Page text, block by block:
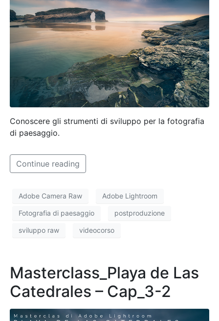
Conoscere gli strumenti di sviluppo per la fotografia
di paesaggio.
Continue reading
Adobe Camera Raw Adobe Lightroom
Fotografia di paesaggio postproduzione
sviluppo raw videocorso
Masterclass_Playa de Las
Catedrales – Cap_3-2